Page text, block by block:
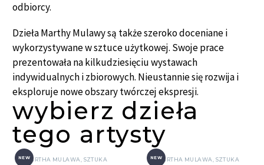
odbiorcy.
Dzieła Marthy Mulawy są także szeroko doceniane i
wykorzystywane w sztuce użytkowej. Swoje prace
prezentowała na kilkudziesięciu wystawach
indywidualnych i zbiorowych. Nieustannie się rozwija i
eksploruje nowe obszary twórczej ekspresji.
wybierz dzieła
tego artysty
NEWMARTHA MULAWA SZTUKA NEWMARTHA MULAWA SZTUKA